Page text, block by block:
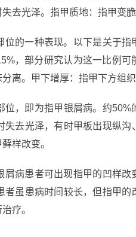
去光泽。指甲质地：指甲变
的一种表现。以下是关于
，部分研究认为这一比例可
离。甲下增厚：指甲下方组织
，即为指甲银屑病。约50%
去光泽，有时甲板出现纵沟
样改变。
病患者可出现指甲的凹样改
虽患病时间较长，但指甲的
疗。